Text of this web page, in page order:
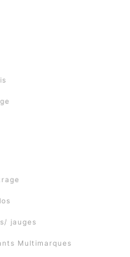
jauges
Multimarques